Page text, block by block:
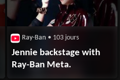
Ray-Ban • 103 jours
Jennie backstage with
Ray-Ban Meta.